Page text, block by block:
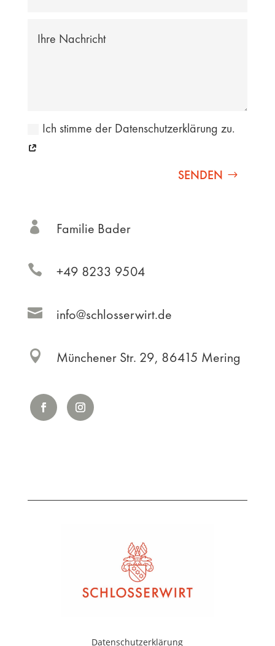
Ich stimme der Datenschutzerklärung zu.
SENDEN
 Familie Bader
 +49 8233 9504
 info@schlosserwirt.de
 Münchener Str. 29, 86415 Mering
Datenschutzerklärung